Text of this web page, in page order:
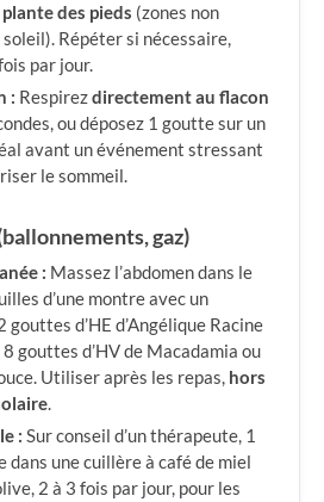
plante des pieds (zones non
soleil). Répéter si nécessaire,
par jour.
: Respirezdirectement au flacon
ou déposez 1 goutte sur un
avant un événement stressant
le sommeil.
gaz)
: Massez l’abdomen dans le
d’une montre avec un
gouttes d’HE d’Angélique Racine
gouttes d’HV de Macadamia ou
Utiliser après les repas, hors
.
: Sur conseil d’un thérapeute, 1
dans une cuillère à café de miel
2 à 3 fois par jour, pour les